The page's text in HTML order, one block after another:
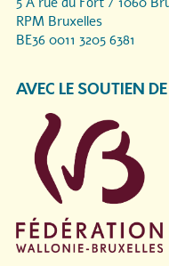
RPM Bruxelles
BE36 0011 3205 6381
AVEC LE SOUTIEN DE